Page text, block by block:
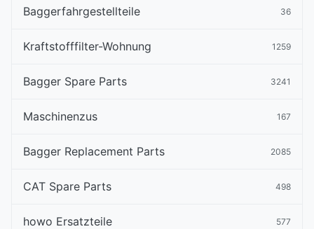
Baggerfahrgestellteile 36
Kraftstofffilter-Wohnung 1259
Bagger Spare Parts 3241
Maschinenzus 167
Bagger Replacement Parts 2085
CAT Spare Parts 498
howo Ersatzteile 577